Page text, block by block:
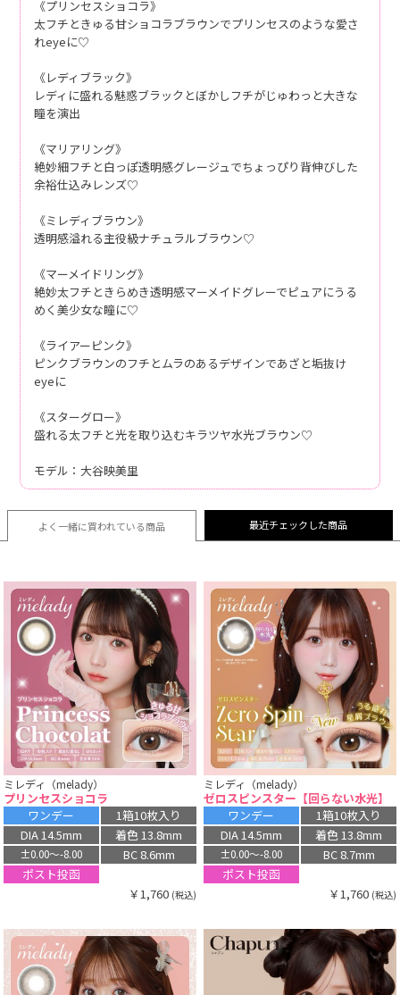
《プリンセスショコラ》
太フチときゅる甘ショコラブラウンでプリンセスのような愛さ
れeyeに♡
《レディブラック》
レディに盛れる魅惑ブラックとぼかしフチがじゅわっと大きな
瞳を演出
《マリアリング》
絶妙細フチと白っぽ透明感グレージュでちょっぴり背伸びした
余裕仕込みレンズ♡
《ミレディブラウン》
透明感溢れる主役級ナチュラルブラウン♡
《マーメイドリング》
絶妙太フチときらめき透明感マーメイドグレーでピュアにうる
めく美少女な瞳に♡
《ライアーピンク》
ピンクブラウンのフチとムラのあるデザインであざと垢抜け
eyeに
《スターグロー》
盛れる太フチと光を取り込むキラツヤ水光ブラウン♡
モデル：大谷映美里
よく一緒に買われている商品 最近チェックした商品
ミレディ（melady）
プリンセスショコラ
ワンデー
1箱10枚入り
DIA 14.5mm
着色 13.8mm
±0.00〜-8.00
BC 8.6mm
ポスト投函
￥1,760 (税込)
ミレディ（melady）
ゼロスピンスター【回らない水光】
ワンデー
1箱10枚入り
DIA 14.5mm
着色 13.8mm
±0.00〜-8.00
BC 8.7mm
ポスト投函
￥1,760 (税込)